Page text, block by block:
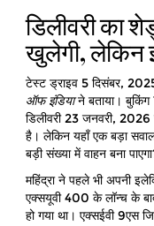
डिलीवरी का
खुलेगी, लेकिन
टेस्ट ड्राइव 5 दिसंबर,
ऑफ इंडियाने बताया।
डिलीवरी 23 जनवरी,
है। लेकिन यहाँ एक बड़ा सवाल
बड़ी संख्या में वाहन बना
महिंद्रा ने पहले भी अपनी
एक्सयूवी 400 के लॉन्च के
हो गया था। एक्सईवी 9एस